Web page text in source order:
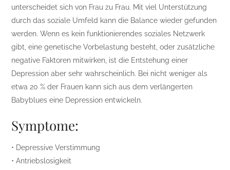
unterscheidet sich von Frau zu Frau. Mit viel Unterstützung
durch das soziale Umfeld kann die Balance wieder gefunden
werden. Wenn es kein funktionierendes soziales Netzwerk
gibt, eine genetische Vorbelastung besteht, oder zusätzliche
negative Faktoren mitwirken, ist die Entstehung einer
Depression aber sehr wahrscheinlich. Bei nicht weniger als
etwa 20 % der Frauen kann sich aus dem verlängerten
Babyblues eine Depression entwickeln.
Symptome:
• Depressive Verstimmung
• Antriebslosigkeit